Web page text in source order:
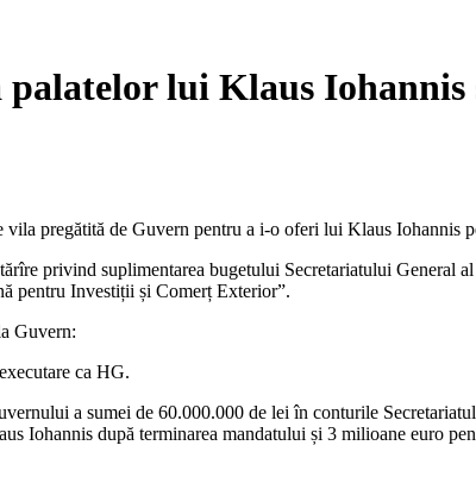
lui Klaus Iohannis
vila pregătită de Guvern pentru a i-o oferi lui Klaus Iohannis
privind suplimentarea bugetului Secretariatului General
pentru Investiții și Comerț Exterior”.
Guvern:
ca HG.
a sumei de 60.000.000 de lei în conturile
Iohannis după terminarea mandatului și 3 milioane euro